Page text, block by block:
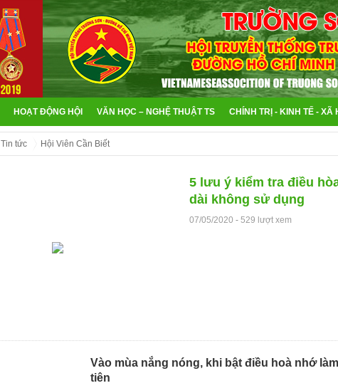
HOẠT ĐỘNG HỘI VĂN HỌC – NGHỆ THUẬT TS CHÍNH TRỊ - KINH TẾ - XÃ
Tin tức Hội Viên Cần Biết
5 lưu ý kiểm tra điều
dài không sử dụng
07/05/2020 - 529 lượt xem
Vào mùa nắng nóng, khi bật điều hoà nhớ
tiên